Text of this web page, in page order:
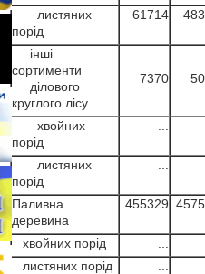
листяних
порід
61714
інші
сортименти
ділового
круглого лісу
7370
хвойних
порід
листяних
порід
Паливна
деревина
455329
хвойних порід
листяних порід